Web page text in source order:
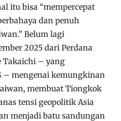
itu bisa “mempercepat
dan penuh
Belum lagi
2025 dari Perdana
Takaichi – yang
– mengenai kemungkinan
membuat Tiongkok
tensi geopolitik Asia
menjadi batu sandungan